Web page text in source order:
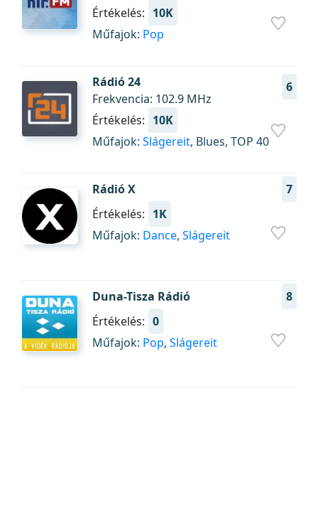
Értékelés: 10K
Műfajok: Pop
Rádió 24 6
Frekvencia: 102.9 MHz
Értékelés: 10K
Műfajok: Slágereit, Blues, TOP 40
Rádió X
7
Értékelés: 1K
Műfajok: Dance, Slágereit
Duna-Tisza Rádió
8
Értékelés: 0
Műfajok: Pop, Slágereit